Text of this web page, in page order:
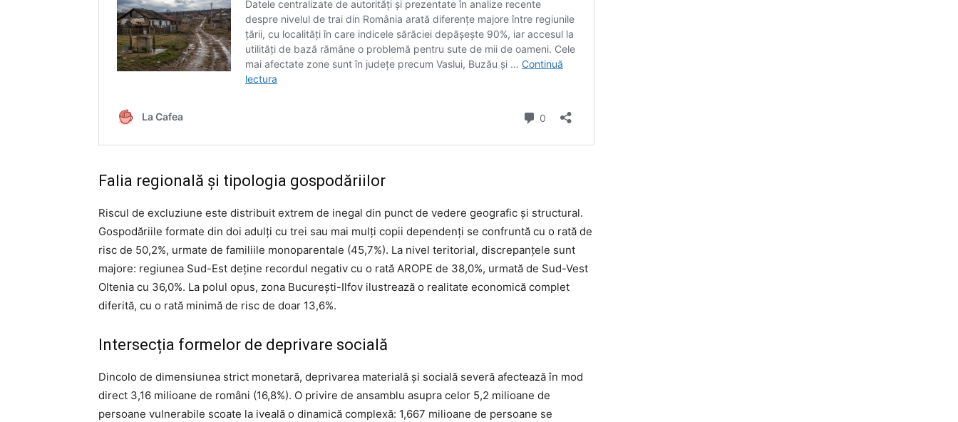
Falia regională și tipologia gospodăriilor
Riscul de excluziune este distribuit extrem de inegal din punct de vedere geografic și structural.
Gospodăriile formate din doi adulți cu trei sau mai mulți copii dependenți se confruntă cu o rată de
risc de 50,2%, urmate de familiile monoparentale (45,7%). La nivel teritorial, discrepanțele sunt
majore: regiunea Sud-Est deține recordul negativ cu o rată AROPE de 38,0%, urmată de Sud-Vest
Oltenia cu 36,0%. La polul opus, zona București-Ilfov ilustrează o realitate economică complet
diferită, cu o rată minimă de risc de doar 13,6%.
Intersecția formelor de deprivare socială
Dincolo de dimensiunea strict monetară, deprivarea materială și socială severă afectează în mod
direct 3,16 milioane de români (16,8%). O privire de ansamblu asupra celor 5,2 milioane de
persoane vulnerabile scoate la iveală o dinamică complexă: 1,667 milioane de persoane se